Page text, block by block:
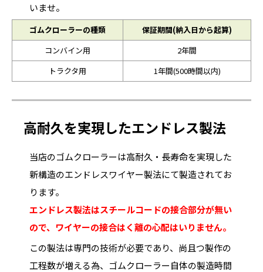
いませ。
ゴムクローラーの種類
保証期間(納入日から起算)
コンバイン用
2年間
トラクタ用
1年間(500時間以内)
高耐久を実現したエンドレス製法
当店のゴムクローラーは高耐久・長寿命を実現した
新構造のエンドレスワイヤー製法にて製造されてお
ります。
エンドレス製法はスチールコードの接合部分が無い
ので、ワイヤーの接合はく離の心配はいりません。
この製法は専門の技術が必要であり、尚且つ製作の
工程数が増える為、ゴムクローラー自体の製造時間